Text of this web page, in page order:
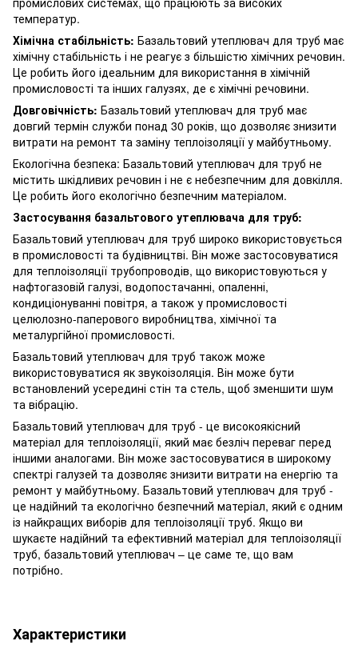
температур.
Хімічна стабільність: Базальтовий утеплювач для труб має
хімічну стабільність і не реагує з більшістю хімічних речовин.
Це робить його ідеальним для використання в хімічній
промисловості та інших галузях, де є хімічні речовини.
Довговічність: Базальтовий утеплювач для труб має
довгий термін служби понад 30 років, що дозволяє знизити
витрати на ремонт та заміну теплоізоляції у майбутньому.
Екологічна безпека: Базальтовий утеплювач для труб не
містить шкідливих речовин і не є небезпечним для довкілля.
Це робить його екологічно безпечним матеріалом.
Застосування базальтового утеплювача для труб:
Базальтовий утеплювач для труб широко використовується
в промисловості та будівництві. Він може застосовуватися
для теплоізоляції трубопроводів, що використовуються у
нафтогазовій галузі, водопостачанні, опаленні,
кондиціонуванні повітря, а також у промисловості
целюлозно-паперового виробництва, хімічної та
металургійної промисловості.
Базальтовий утеплювач для труб також може
використовуватися як звукоізоляція. Він може бути
встановлений усередині стін та стель, щоб зменшити шум
та вібрацію.
Базальтовий утеплювач для труб - це високоякісний
матеріал для теплоізоляції, який має безліч переваг перед
іншими аналогами. Він може застосовуватися в широкому
спектрі галузей та дозволяє знизити витрати на енергію та
ремонт у майбутньому. Базальтовий утеплювач для труб -
це надійний та екологічно безпечний матеріал, який є одним
із найкращих виборів для теплоізоляції труб. Якщо ви
шукаєте надійний та ефективний матеріал для теплоізоляції
труб, базальтовий утеплювач – це саме те, що вам
потрібно.
Характеристики